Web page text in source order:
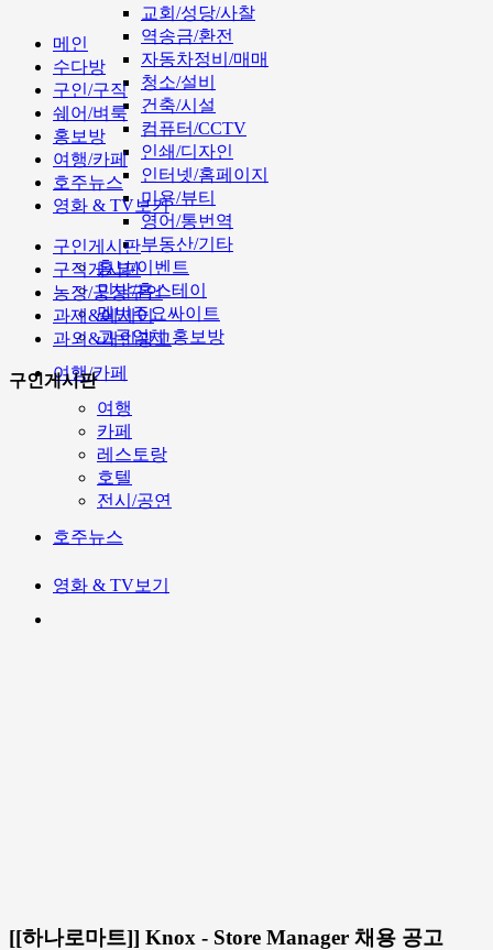
교회/성당/사찰
역송금/환전
자동차정비/매매
청소/설비
건축/시설
컴퓨터/CCTV
인쇄/디자인
인터넷/홈페이지
미용/뷰티
영어/통번역
부동산/기타
홍보/이벤트
민박/홈스테이
멜번주요싸이트
고국업체 홍보방
여행/카페
여행
카페
레스토랑
호텔
전시/공연
호주뉴스
영화 & TV보기
메인
수다방
구인/구직
쉐어/벼룩
홍보방
여행/카페
호주뉴스
영화 & TV보기
구인게시판
구직게시판
농장/공장구인
과제&에세이
과외&개인광고
구인게시판
[[하나로마트]] Knox - Store Manager 채용 공고